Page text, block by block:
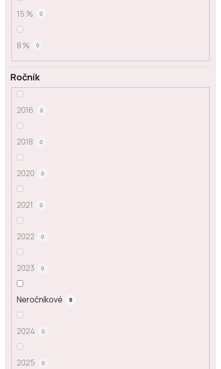
15 % 0
8 % 0
Ročník
2016 0
2018 0
2020 0
2021 0
2022 0
2023 0
Neročníkové 8
2024 0
2025 0